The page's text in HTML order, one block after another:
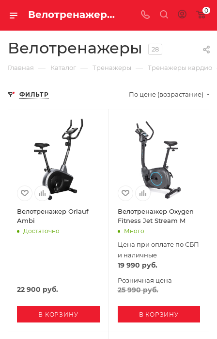
Велотренажеры купить недорого с доставкой 0
Велотренажеры 28
Главная — Каталог — Тренажеры — Тренажеры кардио
ФИЛЬТР По цене (возрастание)
Велотренажер Orlauf
Ambi
Достаточно
22 900 руб.
В КОРЗИНУ
Велотренажер Oxygen
Fitness Jet Stream M
Много
Цена при оплате по СБП
и наличные
19 990 руб.
Розничная цена
25 990руб.
В КОРЗИНУ